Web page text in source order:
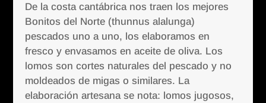
De la costa cantábrica nos traen los mejores
Bonitos del Norte (thunnus alalunga)
pescados uno a uno, los elaboramos en
fresco y envasamos en aceite de oliva. Los
lomos son cortes naturales del pescado y no
moldeados de migas o similares. La
elaboración artesana se nota: lomos jugosos,